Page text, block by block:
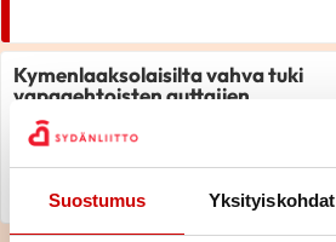
Suostumus Yksityiskohdat
Kymenlaaksolaisilta vahva tuki
vapaaehtoisten auttajien
hyödyntämiseen hätätilanteissa
ennen ensihoidon saapumista
LUE LEHDISTÖTIEDOTE